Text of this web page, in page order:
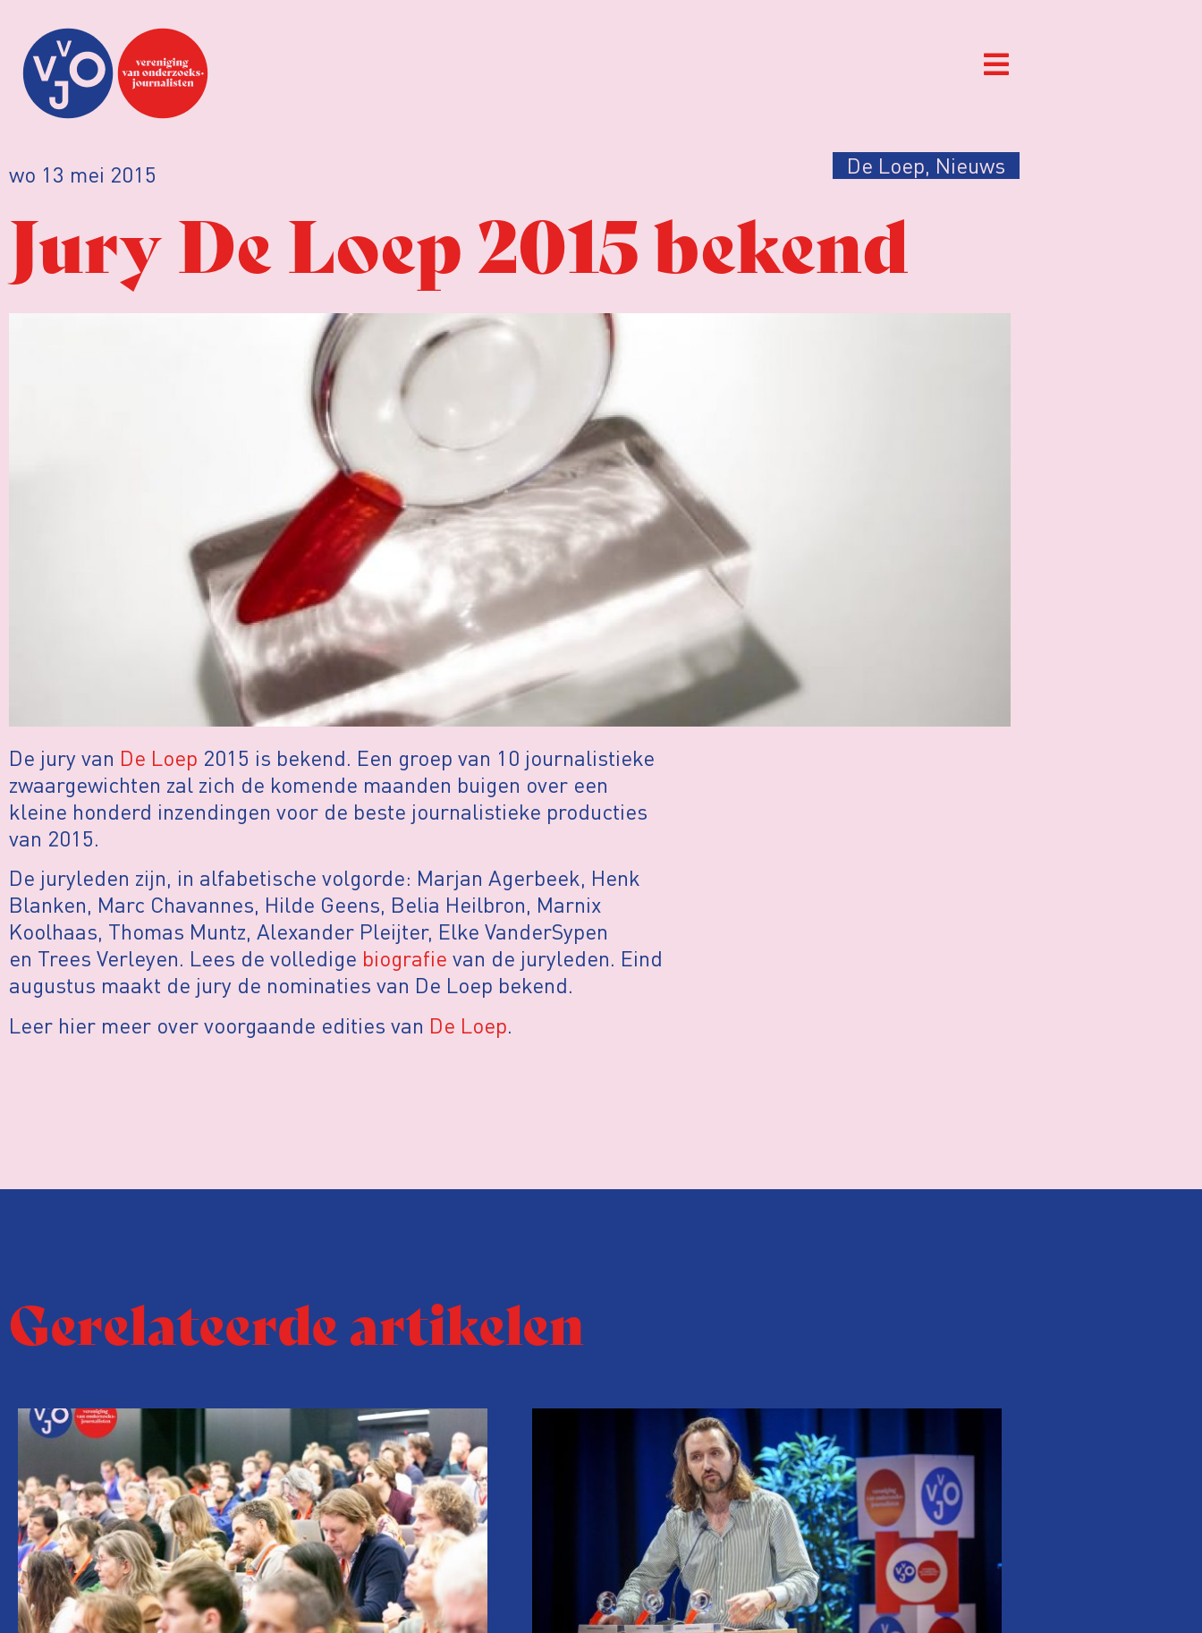
wo 13 mei 2015 De Loep, Nieuws
Jury De Loep 2015 bekend
De jury van De Loep 2015 is bekend. Een groep van 10 journalistieke
zwaargewichten zal zich de komende maanden buigen over een
kleine honderd inzendingen voor de beste journalistieke producties
van 2015.
De juryleden zijn, in alfabetische volgorde: Marjan Agerbeek, Henk
Blanken, Marc Chavannes, Hilde Geens, Belia Heilbron, Marnix
Koolhaas, Thomas Muntz, Alexander Pleijter, Elke VanderSypen
en Trees Verleyen. Lees de volledige biografie van de juryleden. Eind
augustus maakt de jury de nominaties van De Loep bekend.
Leer hier meer over voorgaande edities van De Loep.
Gerelateerde artikelen